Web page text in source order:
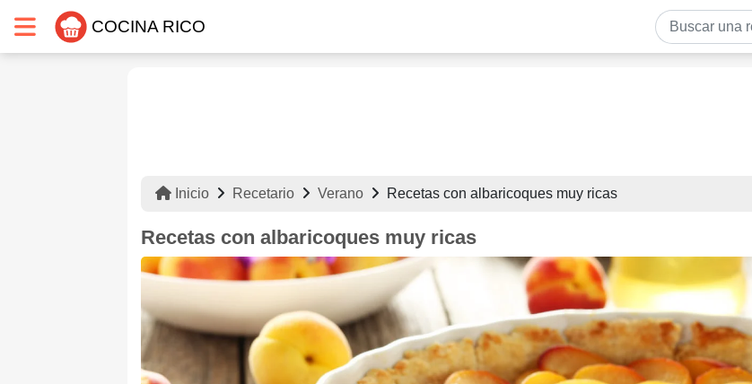
COCINA RICO
Inicio Recetario Verano Recetas con albaricoques muy ricas
Recetas con albaricoques muy ricas